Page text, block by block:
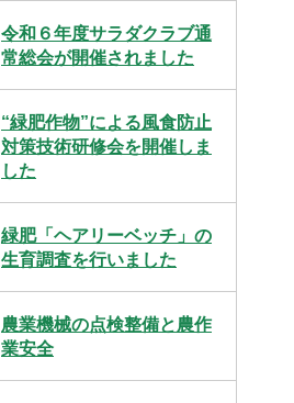
令和６年度サラダクラブ通
常総会が開催されました
“緑肥作物”による風食防止
対策技術研修会を開催しま
した
緑肥「ヘアリーベッチ」の
生育調査を行いました
農業機械の点検整備と農作
業安全